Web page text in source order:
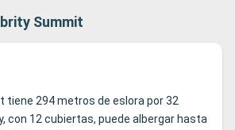
Summit
tiene 294 metros de eslora por 32
con 12 cubiertas, puede albergar hasta